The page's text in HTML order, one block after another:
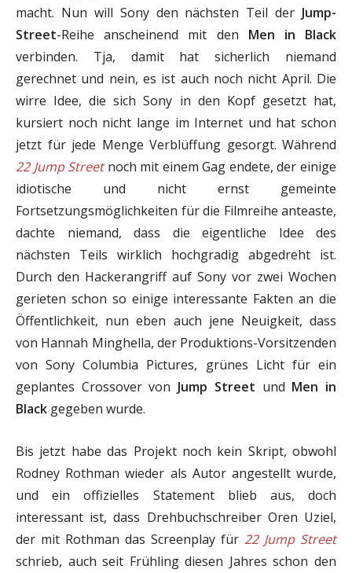
macht. Nun will Sony den nächsten Teil der Jump-
Street-Reihe anscheinend mit den Men in Black
verbinden. Tja, damit hat sicherlich niemand
gerechnet und nein, es ist auch noch nicht April. Die
wirre Idee, die sich Sony in den Kopf gesetzt hat,
kursiert noch nicht lange im Internet und hat schon
jetzt für jede Menge Verblüffung gesorgt. Während
22 Jump Streetnoch mit einem Gag endete, der einige
idiotische und nicht ernst gemeinte
Fortsetzungsmöglichkeiten für die Filmreihe anteaste,
dachte niemand, dass die eigentliche Idee des
nächsten Teils wirklich hochgradig abgedreht ist.
Durch den Hackerangriff auf Sony vor zwei Wochen
gerieten schon so einige interessante Fakten an die
Öffentlichkeit, nun eben auch jene Neuigkeit, dass
von Hannah Minghella, der Produktions-Vorsitzenden
von Sony Columbia Pictures, grünes Licht für ein
geplantes Crossover von Jump Street und Men in
Black gegeben wurde.
Bis jetzt habe das Projekt noch kein Skript, obwohl
Rodney Rothman wieder als Autor angestellt wurde,
und ein offizielles Statement blieb aus, doch
interessant ist, dass Drehbuchschreiber Oren Uziel,
der mit Rothman das Screenplay für 22 Jump Street
schrieb, auch seit Frühling diesen Jahres schon den